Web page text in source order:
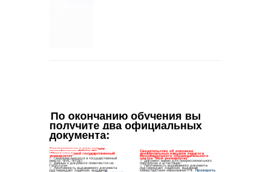
По окончанию обучения вы
получите два официальных
документа: